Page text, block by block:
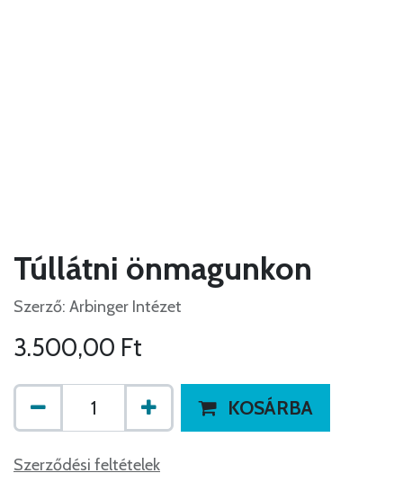
Túllátni önmagunkon
Szerző: Arbinger Intézet
3.500,00 Ft
KOSÁRBA
Szerződési feltételek